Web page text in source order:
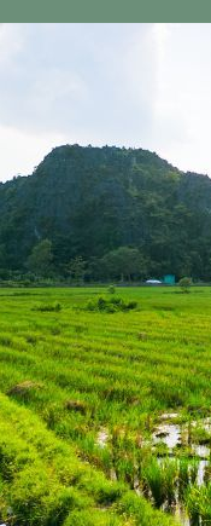
incluir estas
de res
de res. Además,